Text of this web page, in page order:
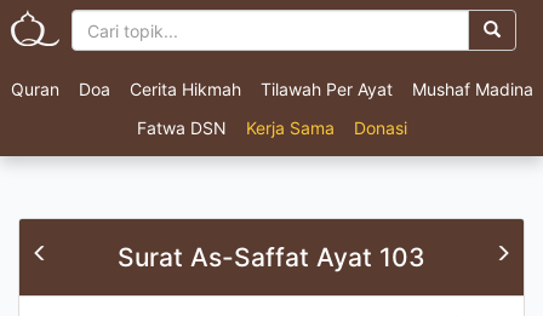
Quran Doa Cerita Hikmah Tilawah Per Ayat
Mushaf Madina
Fatwa DSN
Kerja Sama Donasi
Surat As-Saffat Ayat 103